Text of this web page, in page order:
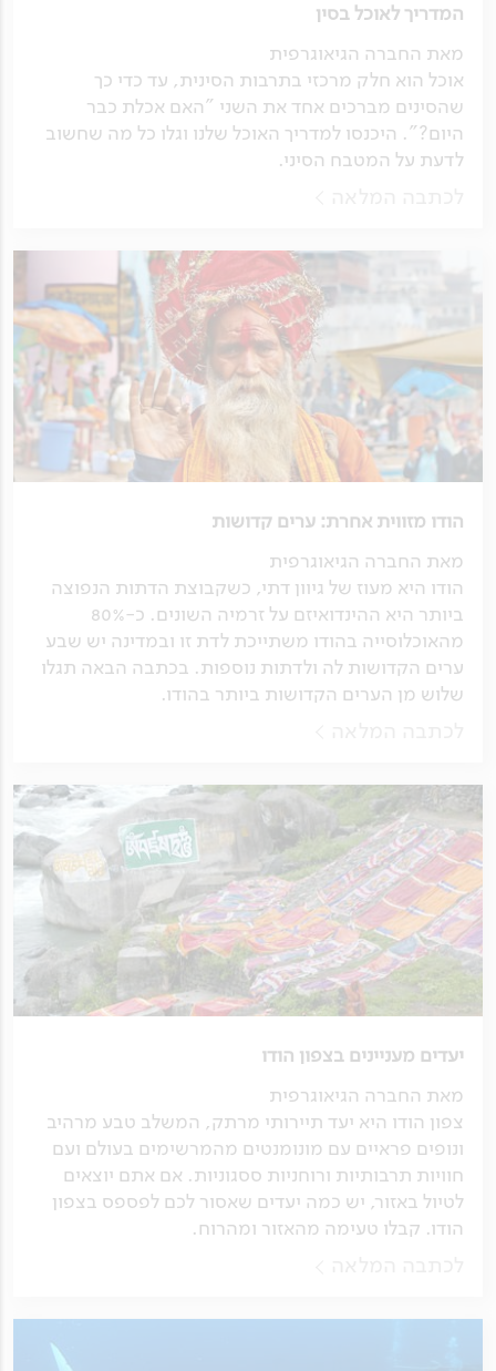
המדריך לאוכל בסין
מאת החברה הגיאוגרפית
אוכל הוא חלק מרכזי בתרבות הסינית, עד כדי כך
שהסינים מברכים אחד את השני "האם אכלת כבר
היום?". היכנסו למדריך האוכל שלנו וגלו כל מה שחשוב
לדעת על המטבח הסיני.
הודו מזווית אחרת: ערים קדושות
מאת החברה הגיאוגרפית
הודו היא מעוז של גיוון דתי, כשקבוצת הדתות הנפוצה
ביותר היא ההינדואיזם על זרמיה השונים. כ-80%
מהאוכלוסייה בהודו משתייכת לדת זו ובמדינה יש שבע
ערים הקדושות לה ולדתות נוספות. בכתבה הבאה תגלו
שלוש מן הערים הקדושות ביותר בהודו.
יעדים מעניינים בצפון הודו
מאת החברה הגיאוגרפית
צפון הודו היא יעד תיירותי מרתק, המשלב טבע מרהיב
ונופים פראיים עם מונומנטים מהמרשימים בעולם ועם
חוויות תרבותיות ורוחניות ססגוניות. אם אתם יוצאים
לטיול באזור, יש כמה יעדים שאסור לכם לפספס בצפון
הודו. קבלו טעימה מהאזור ומהרוח.